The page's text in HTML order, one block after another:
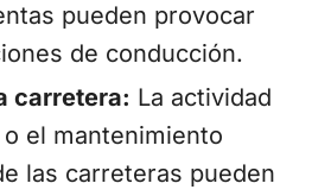
pueden provocar
de conducción.
carretera: La actividad
el mantenimiento
las carreteras pueden